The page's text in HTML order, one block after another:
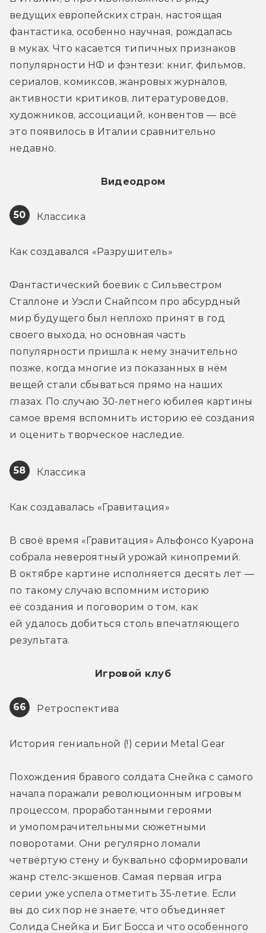
ведущих европейских стран, настоящая
фантастика, особенно научная, рождалась
в муках. Что касается типичных признаков
популярности НФ и фэнтези: книг, фильмов,
сериалов, комиксов, жанровых журналов,
активности критиков, литературоведов,
художников, ассоциаций, конвентов — всё
это появилось в Италии сравнительно
недавно.
Видеодром
50 Классика
Как создавался «Разрушитель»
Фантастический боевик с Сильвестром
Сталлоне и Уэсли Снайпсом про абсурдный
мир будущего был неплохо принят в год
своего выхода, но основная часть
популярности пришла к нему значительно
позже, когда многие из показанных в нём
вещей стали сбываться прямо на наших
глазах. По случаю 30-летнего юбилея картины
самое время вспомнить историю её создания
и оценить творческое наследие.
58 Классика
Как создавалась «Гравитация»
В своё время «Гравитация» Альфонсо Куарона
собрала невероятный урожай кинопремий.
В октябре картине исполняется десять лет —
по такому случаю вспомним историю
её создания и поговорим о том, как
ей удалось добиться столь впечатляющего
результата.
Игровой клуб
66 Ретроспектива
История гениальной (!) серии Metal Gear
Похождения бравого солдата Снейка с самого
начала поражали революционным игровым
процессом, проработанными героями
и умопомрачительными сюжетными
поворотами. Они регулярно ломали
четвёртую стену и буквально сформировали
жанр стелс-экшенов. Самая первая игра
серии уже успела отметить 35-летие. Если
вы до сих пор не знаете, что объединяет
Солида Снейка и Биг Босса и что особенного